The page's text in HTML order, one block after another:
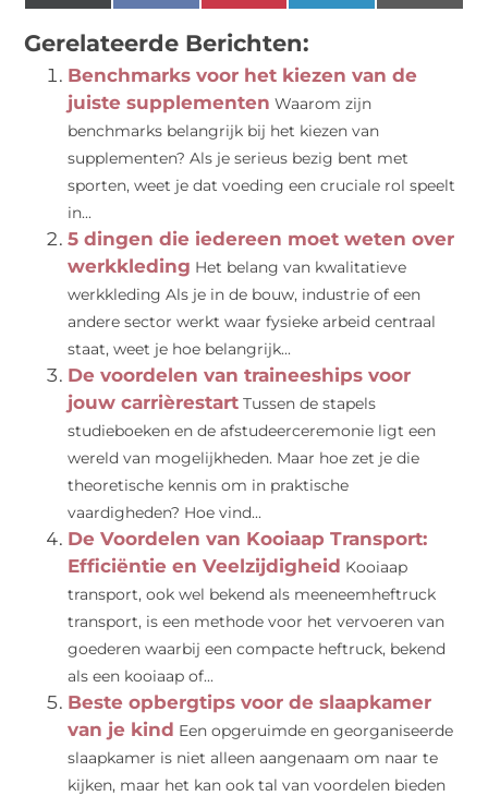
(Twitter)
Gerelateerde Berichten:
Benchmarks voor het kiezen van de
juiste supplementen Waarom zijn
benchmarks belangrijk bij het kiezen van
supplementen? Als je serieus bezig bent met
sporten, weet je dat voeding een cruciale rol speelt
in...
5 dingen die iedereen moet weten over
werkkleding Het belang van kwalitatieve
werkkleding Als je in de bouw, industrie of een
andere sector werkt waar fysieke arbeid centraal
staat, weet je hoe belangrijk...
De voordelen van traineeships voor
jouw carrièrestart Tussen de stapels
studieboeken en de afstudeerceremonie ligt een
wereld van mogelijkheden. Maar hoe zet je die
theoretische kennis om in praktische
vaardigheden? Hoe vind...
De Voordelen van Kooiaap Transport:
Efficiëntie en Veelzijdigheid Kooiaap
transport, ook wel bekend als meeneemheftruck
transport, is een methode voor het vervoeren van
goederen waarbij een compacte heftruck, bekend
als een kooiaap of...
Beste opbergtips voor de slaapkamer
van je kind Een opgeruimde en georganiseerde
slaapkamer is niet alleen aangenaam om naar te
kijken, maar het kan ook tal van voordelen bieden